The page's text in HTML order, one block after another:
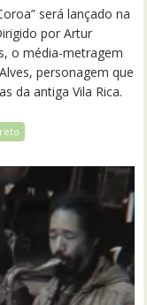
será lançado na
por Artur
o média-metragem
personagem que
da antiga Vila Rica.